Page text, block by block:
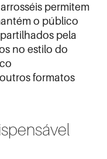
permitem
o público
pela
no estilo do
formatos